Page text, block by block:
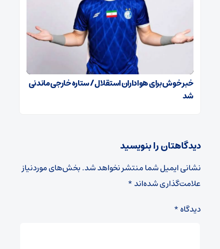
خبر خوش برای هواداران استقلال / ستاره خارجی ماندنی
شد
دیدگاهتان را بنویسید
نشانی ایمیل شما منتشر نخواهد شد.بخش‌های موردنیاز
علامت‌گذاری شده‌اند*
دیدگاه*